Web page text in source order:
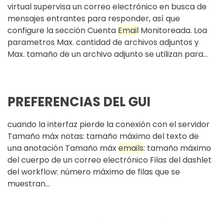
virtual supervisa un correo electrónico en busca de
mensajes entrantes para responder, así que
configure la sección Cuenta Email Monitoreada. Loa
parametros Max. cantidad de archivos adjuntos y
Max. tamaño de un archivo adjunto se utilizan para...
PREFERENCIAS DEL GUI
cuando la interfaz pierde la conexión con el servidor
Tamaño máx notas: tamaño máximo del texto de
una anotación Tamaño máxemails: tamaño máximo
del cuerpo de un correo electrónico Filas del dashlet
del workflow: número máximo de filas que se
muestran...